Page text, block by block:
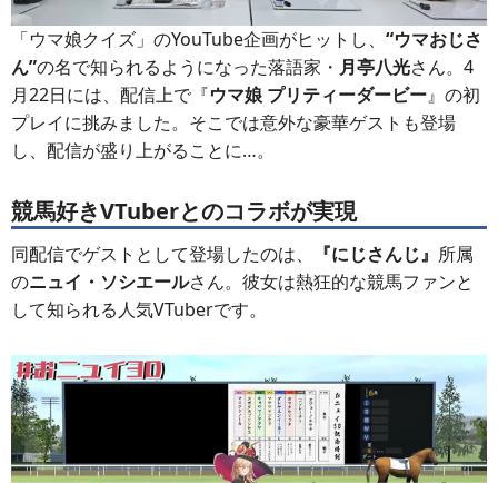
「ウマ娘クイズ」のYouTube企画がヒットし、 “ウマおじさ
ん”の名で知られるようになった落語家・ 月亭八光さん。4
月22日には、配信上で『ウマ娘 プリティーダービー』の初
プレイに挑みました。そこでは意外な豪華ゲストも登場
し、配信が盛り上がることに…。
競馬好きVTuberとのコラボが実現
同配信でゲストとして登場したのは、 『にじさんじ』 所属
のニュイ・ソシエールさん。彼女は熱狂的な競馬ファンと
して知られる人気VTuberです。